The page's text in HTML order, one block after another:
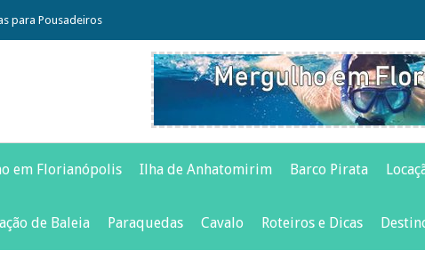
para Pousadeiros
em Florianópolis Ilha de Anhatomirim Barco Pirata
de Baleia Paraquedas Cavalo Roteiros e Dicas